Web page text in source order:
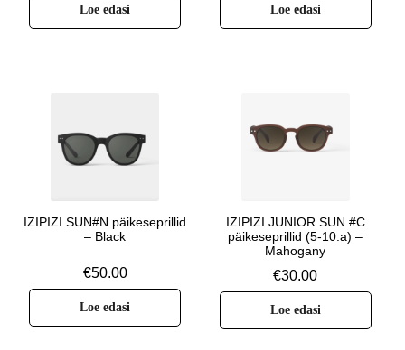
Loe edasi Loe edasi
IZIPIZI SUN#N päikeseprillid
– Black
€50.00
Loe edasi
IZIPIZI JUNIOR SUN #C
päikeseprillid (5-10.a) –
Mahogany
€30.00
Loe edasi